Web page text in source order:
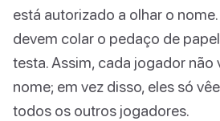
está autorizado a olhar o
devem colar o pedaço de
testa. Assim, cada jogador não
nome; em vez disso, eles só
todos os outros jogadores.